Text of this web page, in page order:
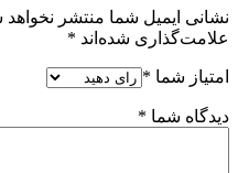
نشانی ایمیل شما منتشر
علامت‌گذاری شده‌اند *
امتیاز شما *
دیدگاه شما *